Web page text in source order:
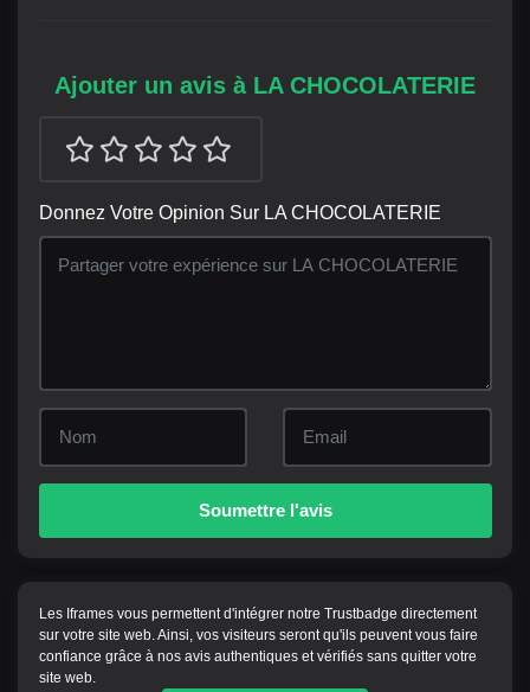
Ajouter un avis à LA CHOCOLATERIE
Donnez Votre Opinion Sur LA CHOCOLATERIE
Soumettre l'avis
Les Iframes vous permettent d'intégrer notre Trustbadge directement
sur votre site web. Ainsi, vos visiteurs seront qu'ils peuvent vous faire
confiance grâce à nos avis authentiques et vérifiés sans quitter votre
site web.